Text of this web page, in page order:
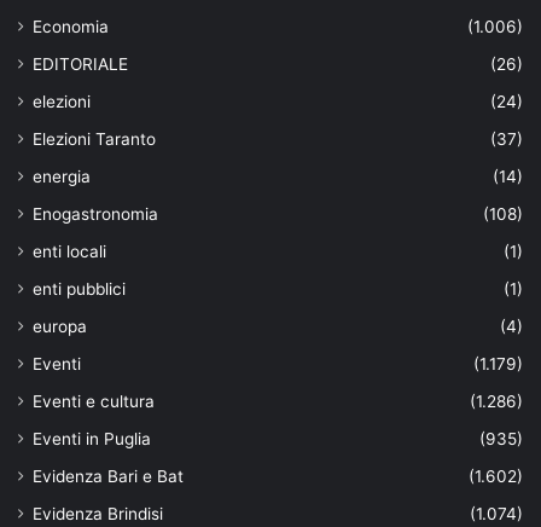
Economia
(1.006)
EDITORIALE
(26)
elezioni
(24)
Elezioni Taranto
(37)
energia
(14)
Enogastronomia
(108)
enti locali
(1)
enti pubblici
(1)
europa
(4)
Eventi
(1.179)
Eventi e cultura
(1.286)
Eventi in Puglia
(935)
Evidenza Bari e Bat
(1.602)
Evidenza Brindisi
(1.074)